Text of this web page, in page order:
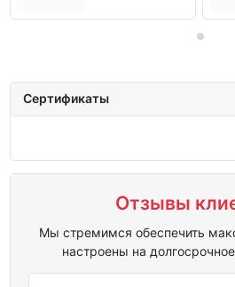
Сертификаты
Отзывы
Мы стремимся обеспечить
настроены на